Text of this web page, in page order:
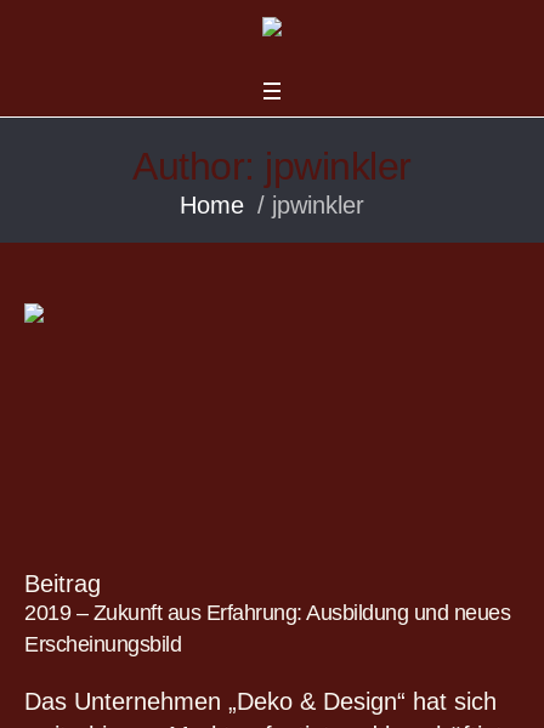
Author: jpwinkler
Home / jpwinkler
Beitrag
2019 – Zukunft aus Erfahrung: Ausbildung und neues
Erscheinungsbild
Das Unternehmen „Deko & Design“ hat sich